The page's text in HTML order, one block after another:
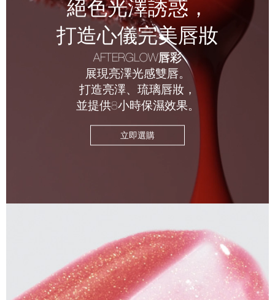
絕色光澤誘惑，
打造心儀完美唇妝
AFTERGLOW唇彩
展現亮澤光感雙唇。
打造亮澤、琉璃唇妝，
並提供8小時保濕效果。
立即選購